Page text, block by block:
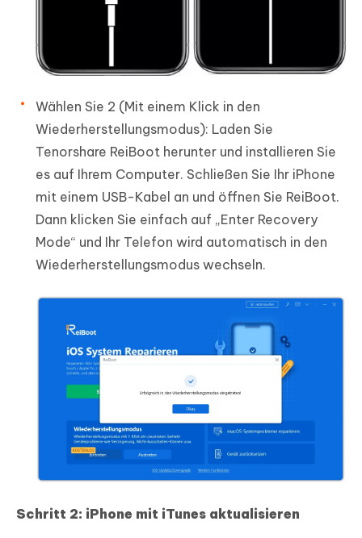
Wählen Sie 2 (Mit einem Klick in den
Wiederherstellungsmodus): Laden Sie
Tenorshare ReiBoot herunter und installieren Sie
es auf Ihrem Computer. Schließen Sie Ihr iPhone
mit einem USB-Kabel an und öffnen Sie ReiBoot.
Dann klicken Sie einfach auf „Enter Recovery
Mode“ und Ihr Telefon wird automatisch in den
Wiederherstellungsmodus wechseln.
Schritt 2: iPhone mit iTunes aktualisieren